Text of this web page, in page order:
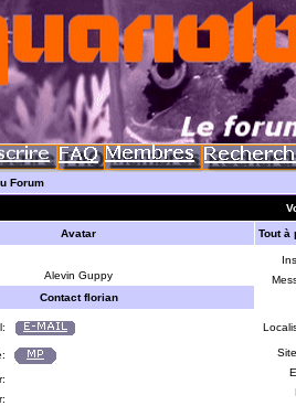
Forum
Avatar Tout à
Alevin Guppy
Contact florian